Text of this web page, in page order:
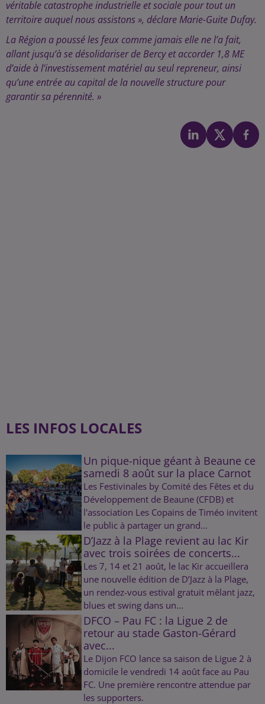
véritable catastrophe industrielle et sociale pour tout un
territoire auquel nous assistons », déclare Marie-Guite Dufay.
La Région a poussé les feux comme jamais elle ne l’a fait,
allant jusqu’à se désolidariser de Bercy et accorder 1,8 ME
d’aide à l’investissement matériel au seul repreneur, ainsi
qu’une entrée au capital de la nouvelle structure pour
garantir sa pérennité. »
LES INFOS LOCALES
Un pique-nique géant à Beaune ce
samedi 8 août sur la place Carnot
Les Festivinales by Comité des Fêtes et du
Développement de Beaune (CFDB) et
l'association Les Copains de Timéo invitent
le public à partager un grand...
D’Jazz à la Plage revient au lac Kir
avec trois soirées de concerts...
Les 7, 14 et 21 août, le lac Kir accueillera
une nouvelle édition de D’Jazz à la Plage,
un rendez-vous estival gratuit mêlant jazz,
blues et swing dans un...
DFCO – Pau FC : la Ligue 2 de
retour au stade Gaston-Gérard
avec...
Le Dijon FCO lance sa saison de Ligue 2 à
domicile le vendredi 14 août face au Pau
FC. Une première rencontre attendue par
les supporters.